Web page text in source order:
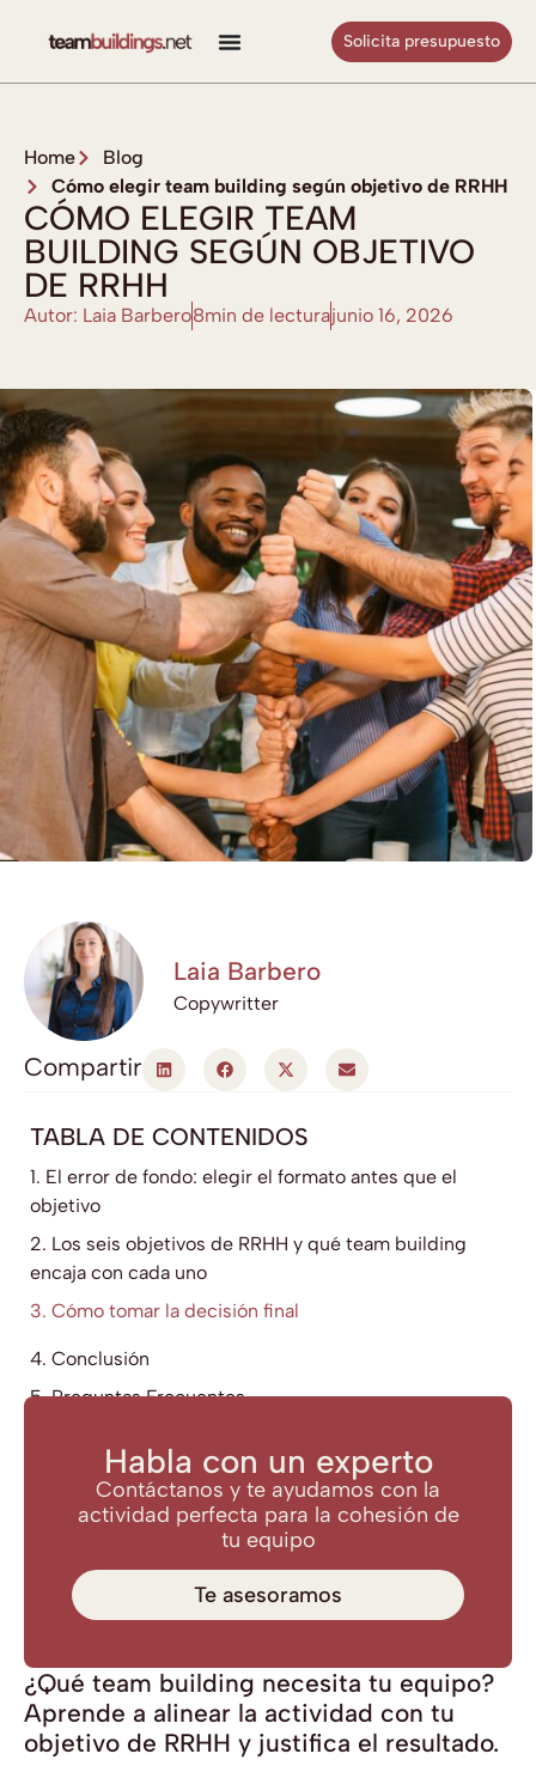
Solicita presupuesto
Home
Blog
Cómo elegir team building según objetivo de RRHH
CÓMO ELEGIR TEAM
BUILDING SEGÚN OBJETIVO
DE RRHH
Autor: Laia Barbero8min de lecturajunio 16, 2026
¿Qué team building necesita tu equipo?
Aprende a alinear la actividad con tu
objetivo de RRHH y justifica el resultado.
Laia Barbero
Copywritter
Compartir
TABLA DE CONTENIDOS
1. El error de fondo: elegir el formato antes que el
objetivo
2. Los seis objetivos de RRHH y qué team building
encaja con cada uno
3. Cómo tomar la decisión final
4. Conclusión
5. Preguntas Frecuentes
Habla con un experto
Contáctanos y te ayudamos con la
actividad perfecta para la cohesión de
tu equipo
Te asesoramos